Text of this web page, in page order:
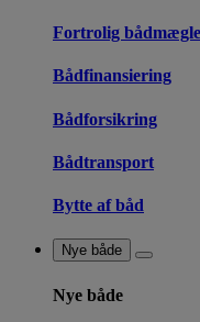
Fortrolig
Bådfinansiering
Bådforsikring
Bådtransport
Bytte af båd
Nye både
Nye både